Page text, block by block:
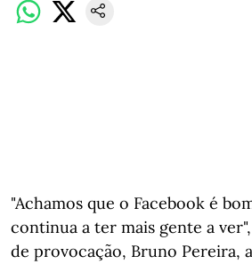
"Achamos que o Facebook é
continua a ter mais gente a
de provocação, Bruno Pereira,